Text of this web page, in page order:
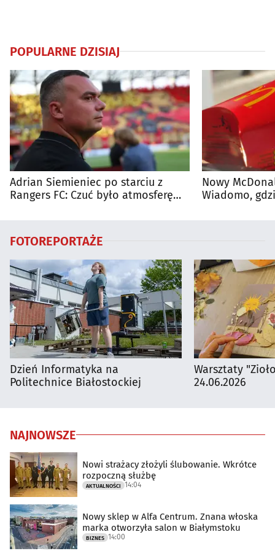
POPULARNE DZISIAJ
Adrian Siemieniec po starciu z
Rangers FC: Czuć było atmosferę
Nowy
Wiadomo,
FOTOREPORTAŻE
Dzień Informatyka na
Politechnice Białostockiej
Warsztaty
24.06.2026
NAJNOWSZE
Nowi strażacy złożyli ślubowanie. Wkrótce
rozpoczną służbę
AKTUALNOŚCI 14:04
Nowy sklep w Alfa Centrum. Znana włoska
marka otworzyła salon w Białymstoku
BIZNES 14:00